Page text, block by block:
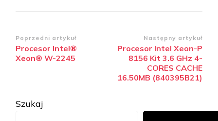
Zobacz
wpisy
Poprzedni artykuł
Procesor Intel®
Xeon® W-2245
Następny artykuł
Procesor Intel Xeon-P
8156 Kit 3.6 GHz 4-
CORES CACHE
16.50MB (840395B21)
Szukaj